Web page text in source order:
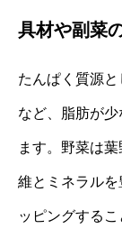
具材や副菜
たんぱく質源
など、脂肪が
ます。野菜は
維とミネラル
ッピングする